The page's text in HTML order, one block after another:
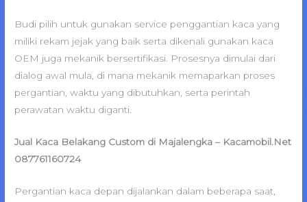
Budi pilih untuk gunakan service penggantian kaca yang
miliki rekam jejak yang baik serta dikenali gunakan kaca
OEM juga mekanik bersertifikasi. Prosesnya dimulai dari
dialog awal mula, di mana mekanik memaparkan proses
pergantian, waktu yang dibutuhkan, serta perintah
perawatan waktu diganti.
Jual Kaca Belakang Custom di Majalengka – Kacamobil.Net
087761160724
Pergantian kaca depan dijalankan dalam beberapa saat,